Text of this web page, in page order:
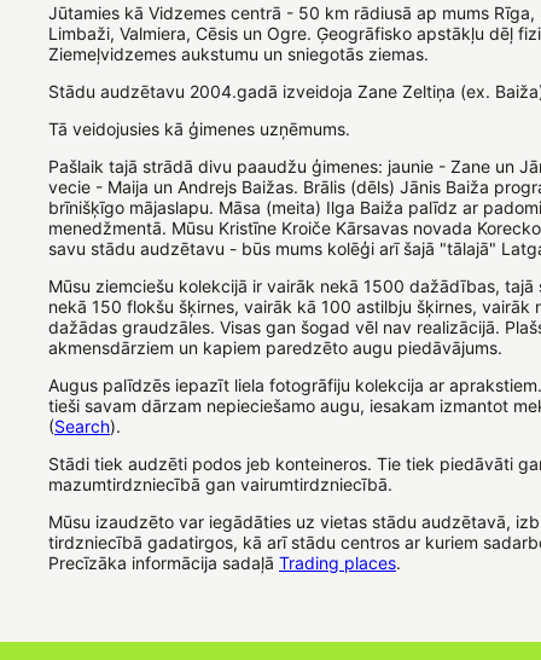
Jūtamies kā Vidzemes centrā - 50 km rādiusā ap mums Rīga,
Limbaži, Valmiera, Cēsis un Ogre. Ģeogrāfisko apstākļu dēļ
Ziemeļvidzemes aukstumu un sniegotās ziemas.
Stādu audzētavu 2004.gadā izveidoja Zane Zeltiņa (ex.
Tā veidojusies kā ģimenes uzņēmums.
Pašlaik tajā strādā divu paaudžu ģimenes: jaunie - Zane un
vecie - Maija un Andrejs Baižas. Brālis (dēls) Jānis Baiža
brīnišķīgo mājaslapu. Māsa (meita) Ilga Baiža palīdz ar
menedžmentā. Mūsu Kristīne Kroiče Kārsavas novada
savu stādu audzētavu - būs mums kolēģi arī šajā "tālajā"
Mūsu ziemciešu kolekcijā ir vairāk nekā 1500 dažādības, tajā
nekā 150 flokšu šķirnes, vairāk kā 100 astilbju šķirnes, vairāk
dažādas graudzāles. Visas gan šogad vēl nav realizācijā.
akmensdārziem un kapiem paredzēto augu piedāvājums.
Augus palīdzēs iepazīt liela fotogrāfiju kolekcija ar
tieši savam dārzam nepieciešamo augu, iesakam izmantot
(Search).
Stādi tiek audzēti podos jeb konteineros. Tie tiek piedāvāti
mazumtirdzniecībā gan vairumtirdzniecībā.
Mūsu izaudzēto var iegādāties uz vietas stādu audzētavā,
tirdzniecībā gadatirgos, kā arī stādu centros ar kuriem
Precīzāka informācija sadaļā Trading places.